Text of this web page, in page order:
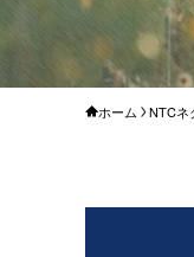
ホーム NTCネ